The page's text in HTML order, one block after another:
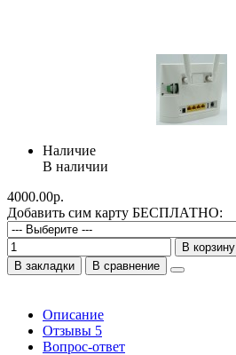
Наличие
В наличии
4000.00р.
Добавить сим карту БЕСПЛАТНО:
В корзину
В закладки
В сравнение
Описание
Отзывы 5
Вопрос-ответ